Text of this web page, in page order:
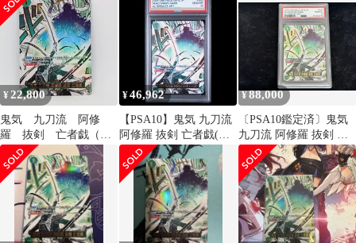
枚
ット
¥22,800
鬼気 九刀流 阿修
羅 抜剣 亡者戯（R/
パラレル）
¥46,962
【PSA10】鬼気 九刀流
阿修羅 抜剣 亡者戯(パ
ラレル) P-R OP12-037 1
枚
¥88,000
〔PSA10鑑定済〕鬼気
九刀流 阿修羅 抜剣 亡
者戯(パラレル/漫画絵)
【R/P】{OP12-037}